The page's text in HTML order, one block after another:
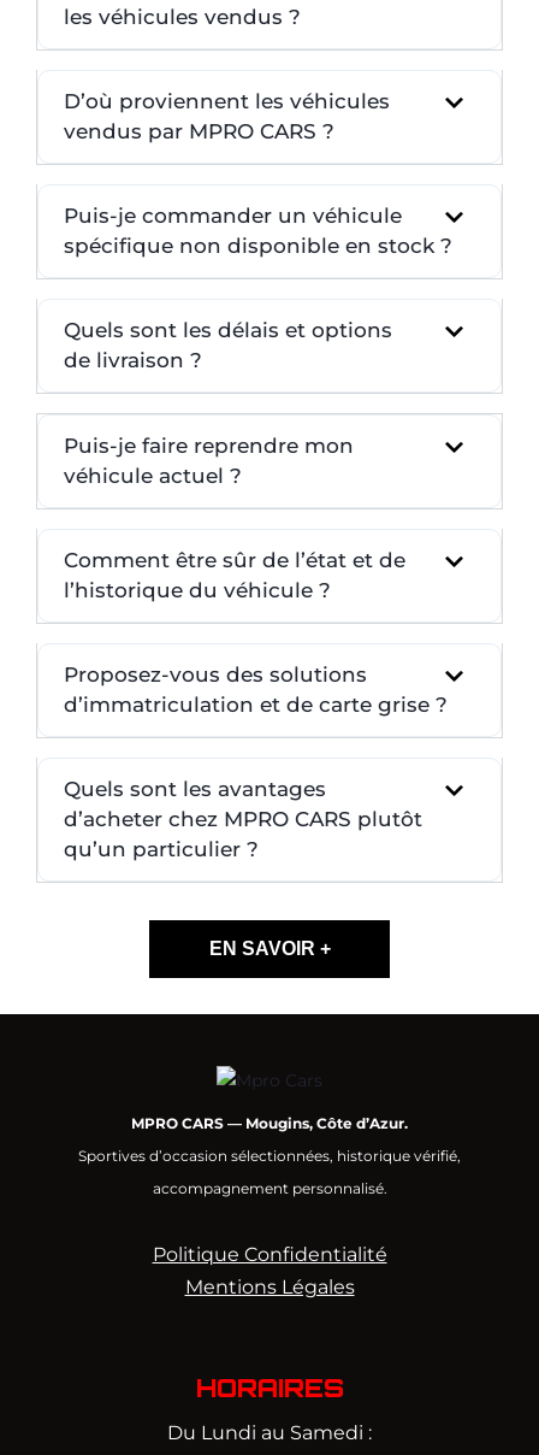
les véhicules vendus ?
D’où proviennent les véhicules
vendus par MPRO CARS ?
Puis-je commander un véhicule
spécifique non disponible en stock ?
Quels sont les délais et options
de livraison ?
Puis-je faire reprendre mon
véhicule actuel ?
Comment être sûr de l’état et de
l’historique du véhicule ?
Proposez-vous des solutions
d’immatriculation et de carte grise ?
Quels sont les avantages
d’acheter chez MPRO CARS plutôt
qu’un particulier ?
EN SAVOIR +
MPRO CARS — Mougins, Côte d’Azur.
Sportives d’occasion sélectionnées, historique vérifié,
accompagnement personnalisé.
Politique Confidentialité
Mentions Légales
HORAIRES
Du Lundi au Samedi :